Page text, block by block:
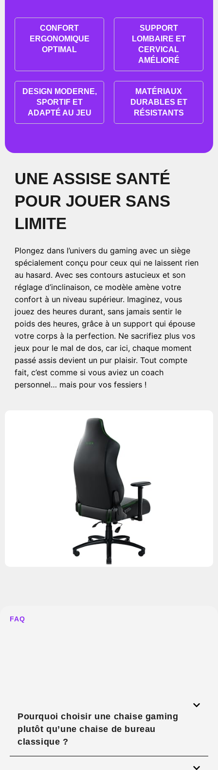
CONFORT
ERGONOMIQUE
OPTIMAL
SUPPORT
LOMBAIRE ET
CERVICAL
AMÉLIORÉ
DESIGN MODERNE,
SPORTIF ET
ADAPTÉ AU JEU
MATÉRIAUX
DURABLES ET
RÉSISTANTS
UNE ASSISE SANTÉ
POUR JOUER SANS
LIMITE
Plongez dans l’univers du gaming avec un siège
spécialement conçu pour ceux qui ne laissent rien
au hasard. Avec ses contours astucieux et son
réglage d’inclinaison, ce modèle amène votre
confort à un niveau supérieur. Imaginez, vous
jouez des heures durant, sans jamais sentir le
poids des heures, grâce à un support qui épouse
votre corps à la perfection. Ne sacrifiez plus vos
jeux pour le mal de dos, car ici, chaque moment
passé assis devient un pur plaisir. Tout compte
fait, c’est comme si vous aviez un coach
personnel… mais pour vos fessiers !
FAQ
Pourquoi choisir une chaise gaming
plutôt qu’une chaise de bureau
classique ?